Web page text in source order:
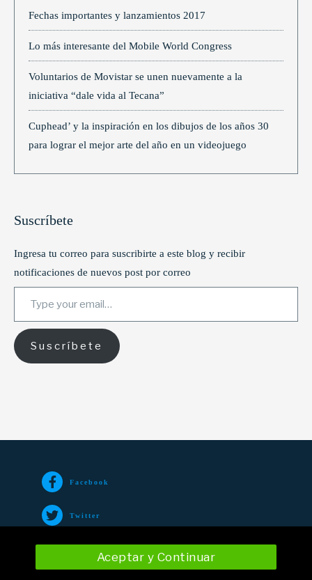
Fechas importantes y lanzamientos 2017
Lo más interesante del Mobile World Congress
Voluntarios de Movistar se unen nuevamente a la
iniciativa “dale vida al Tecana”
Cuphead’ y la inspiración en los dibujos de los años 30
para lograr el mejor arte del año en un videojuego
Suscríbete
Ingresa tu correo para suscribirte a este blog y recibir
notificaciones de nuevos post por correo
Type your email…
Suscríbete
Facebook
Twitter
Aceptar y Continuar